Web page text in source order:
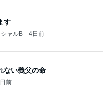
す
ャルB 4日前
ない義父の命
前